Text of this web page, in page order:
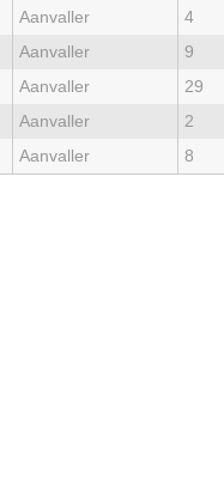
Aanvaller 4
Aanvaller 9
Aanvaller 29
Aanvaller 2
Aanvaller 8